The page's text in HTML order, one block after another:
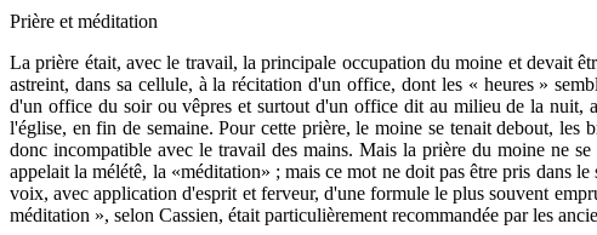
Prière et méditation
La prière était, avec le travail, la principale occupation du moine et devait
astreint, dans sa cellule, à la récitation d'un office, dont les « heures »
d'un office du soir ou vêpres et surtout d'un office dit au milieu de la nuit,
l'église, en fin de semaine. Pour cette prière, le moine se tenait debout,
donc incompatible avec le travail des mains. Mais la prière du moine ne
appelait la mélétê, la «méditation» ; mais ce mot ne doit pas être pris dans
voix, avec application d'esprit et ferveur, d'une formule le plus souvent
méditation », selon Cassien, était particulièrement recommandée par les